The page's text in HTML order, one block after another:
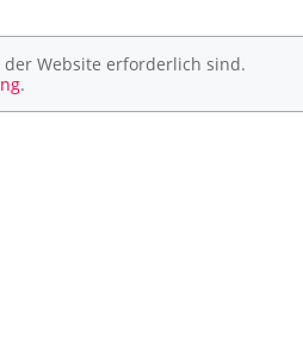
Website erforderlich sind.
.